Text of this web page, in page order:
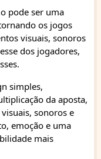
pode ser uma
os jogos
visuais, sonoros
dos jogadores,
simples,
da aposta,
sonoros e
emoção e uma
mais